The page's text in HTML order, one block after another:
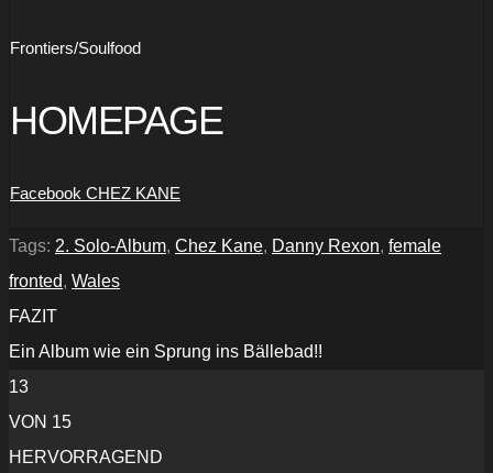
Frontiers/Soulfood
HOMEPAGE
Facebook CHEZ KANE
Tags: 2. Solo-Album, Chez Kane, Danny Rexon, female
fronted, Wales
FAZIT
Ein Album wie ein Sprung ins Bällebad!!
13
VON 15
HERVORRAGEND